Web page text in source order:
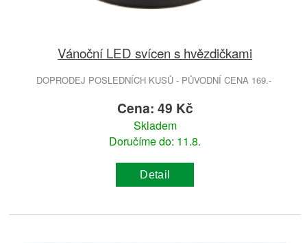
Vánoční LED svícen s hvězdičkami
DOPRODEJ POSLEDNÍCH KUSŮ - PŮVODNÍ CENA 169.-
Cena: 49 Kč
Skladem
Doručíme do: 11.8.
Detail